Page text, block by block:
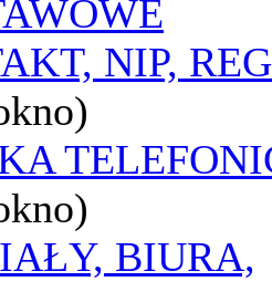
NIP,
BIURA,